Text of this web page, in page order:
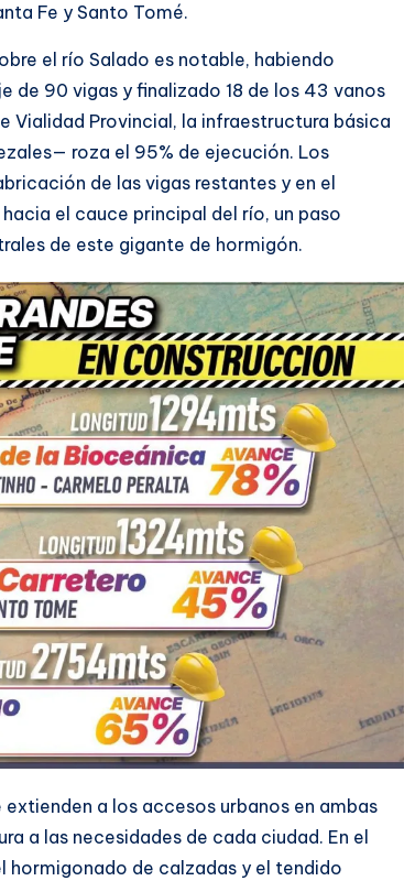
Fe y Santo Tomé.
el río Salado es notable, habiendo
90 vigas y finalizado 18 de los 43 vanos
Vialidad Provincial, la infraestructura básica
roza el 95% de ejecución. Los
de las vigas restantes y en el
el cauce principal del río, un paso
de este gigante de hormigón.
a los accesos urbanos en ambas
a las necesidades de cada ciudad. En el
hormigonado de calzadas y el tendido